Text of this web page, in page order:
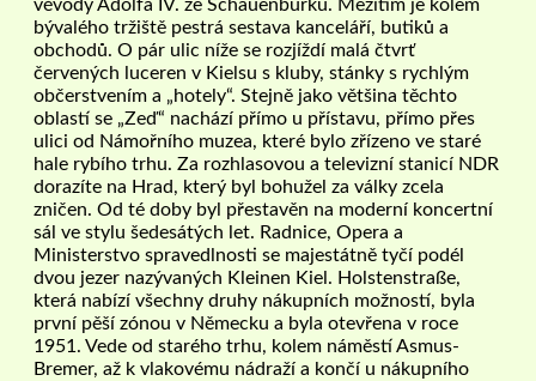
vévody Adolfa IV. ze Schauenburku. Mezitím je kolem
bývalého tržiště pestrá sestava kanceláří, butiků a
obchodů. O pár ulic níže se rozjíždí malá čtvrť
červených luceren v Kielsu s kluby, stánky s rychlým
občerstvením a „hotely“. Stejně jako většina těchto
oblastí se „Zeď“ nachází přímo u přístavu, přímo přes
ulici od Námořního muzea, které bylo zřízeno ve staré
hale rybího trhu. Za rozhlasovou a televizní stanicí NDR
dorazíte na Hrad, který byl bohužel za války zcela
zničen. Od té doby byl přestavěn na moderní koncertní
sál ve stylu šedesátých let. Radnice, Opera a
Ministerstvo spravedlnosti se majestátně tyčí podél
dvou jezer nazývaných Kleinen Kiel. Holstenstraße,
která nabízí všechny druhy nákupních možností, byla
první pěší zónou v Německu a byla otevřena v roce
1951. Vede od starého trhu, kolem náměstí Asmus-
Bremer, až k vlakovému nádraží a končí u nákupního